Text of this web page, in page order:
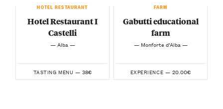
HOTEL RESTAURANT
Hotel Restaurant I
Castelli
— Alba —
TASTING MENU — 38€
FARM
Gabutti educational
farm
— Monforte d’Alba —
EXPERIENCE — 20.00€